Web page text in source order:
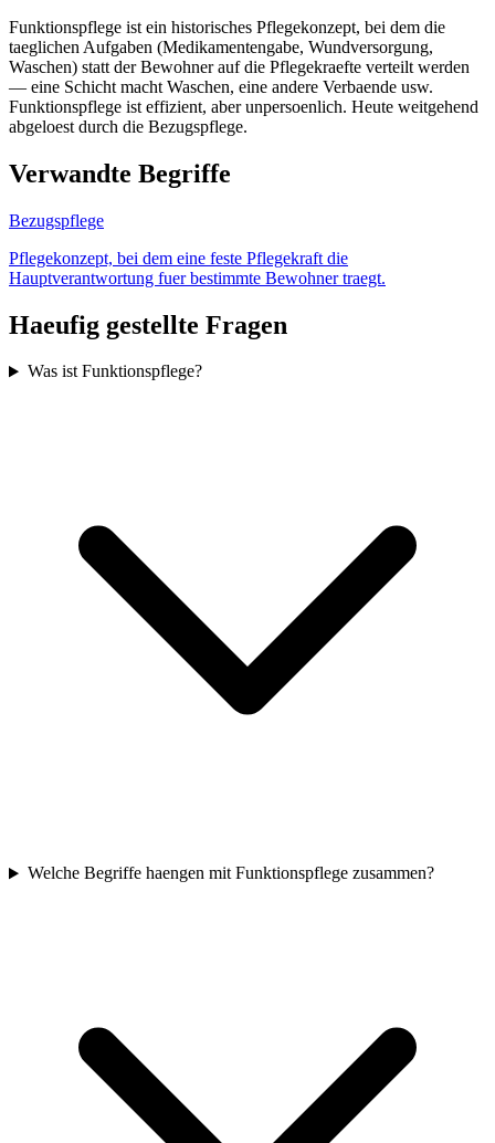
Funktionspflege ist ein historisches Pflegekonzept, bei dem die
taeglichen Aufgaben (Medikamentengabe, Wundversorgung,
Waschen) statt der Bewohner auf die Pflegekraefte verteilt werden
— eine Schicht macht Waschen, eine andere Verbaende usw.
Funktionspflege ist effizient, aber unpersoenlich. Heute weitgehend
abgeloest durch die Bezugspflege.
Verwandte Begriffe
Bezugspflege
Pflegekonzept, bei dem eine feste Pflegekraft die
Hauptverantwortung fuer bestimmte Bewohner traegt.
Haeufig gestellte Fragen
Was ist Funktionspflege?
Welche Begriffe haengen mit Funktionspflege zusammen?